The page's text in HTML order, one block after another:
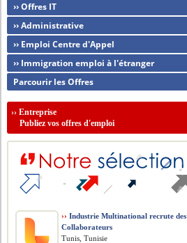
›› Offres IT
›› Administrative
›› Emploi Centre d'Appel
›› Immigration emploi à l'étranger
Parcourir les Offres
››Entreprise
Publiez vos offres d'emploi
›› Industrie Multinational recrute des
Collaborateurs
Tunis, Tunisie